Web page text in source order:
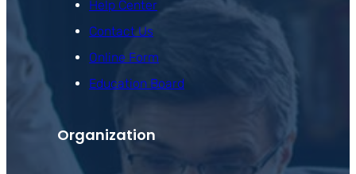
Help Center
Contact Us
Online Form
Education Board
Organization